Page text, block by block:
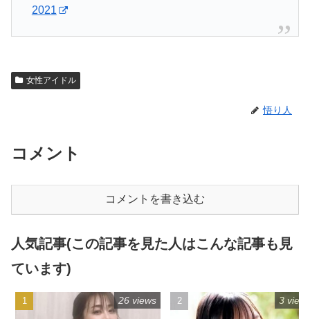
2021
女性アイドル
悟り人
コメント
コメントを書き込む
人気記事(この記事を見た人はこんな記事も見
ています)
26 views 3